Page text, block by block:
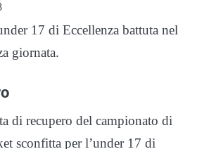
17 di Eccellenza battuta nel
giornata.
di recupero del campionato di
sconfitta per l’under 17 di